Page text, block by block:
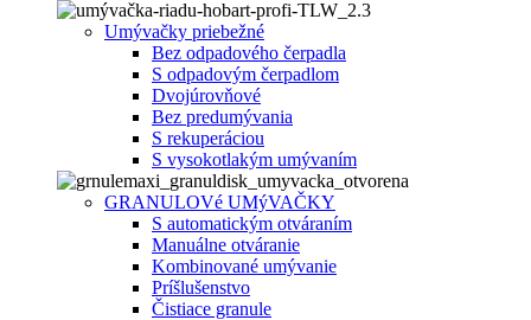
Umývačky priebežné
Bez odpadového čerpadla
S odpadovým čerpadlom
Dvojúrovňové
Bez predumývania
S rekuperáciou
S vysokotlakým umývaním
GRANULOVé UMýVAČKY
S automatickým otváraním
Manuálne otváranie
Kombinované umývanie
Príšlušenstvo
Čistiace granule